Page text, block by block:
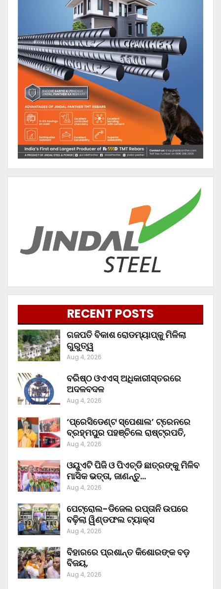
RECENT POSTS
ଗଜପତି ବିକାଶ ରୋଡମ୍ୟାପ୍‌କୁ ମିଳିଲା
ଗୁରୁତ୍ୱ
Aug 4, 2026
ବରିଷ୍ଠ ଓଏଏସ୍‌ ଅଧିକାରୀସ୍ତରରେ
ଅଦଳବଦଳ
Aug 4, 2026
‘ପ୍ରେସିଡେଣ୍ଟ ସ୍ପେଶାଲ’ ଟ୍ରେନରେ
ବ୍ରହ୍ମପୁର ପହଞ୍ଚିଲେ ରାଷ୍ଟ୍ରପତି,
Aug 4, 2026
ଓୟୁଏଟି ପିଜି ଓ ପିଏଚ୍‌ଡି ଛାତ୍ରଙ୍କୁ ମିଳିବ
ମାସିକ ଭତ୍ତା, ଜାଣନ୍ତୁ…
Aug 4, 2026
ପେଟ୍ରୋଲ-ଡିଜେଲ ରପ୍ତାନି ଉପରେ
ବଢ଼ିଲା ୱିଣ୍ଡଫଲ ଟ୍ୟାକ୍ସ
Aug 4, 2026
ବିହାରରେ ପ୍ରଶାନ୍ତ କିଶୋରଙ୍କ ବଡ଼
ବିଜୟ,
Aug 4, 2026